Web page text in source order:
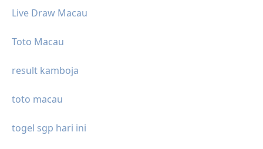
Live Draw Macau
Toto Macau
result kamboja
toto macau
togel sgp hari ini